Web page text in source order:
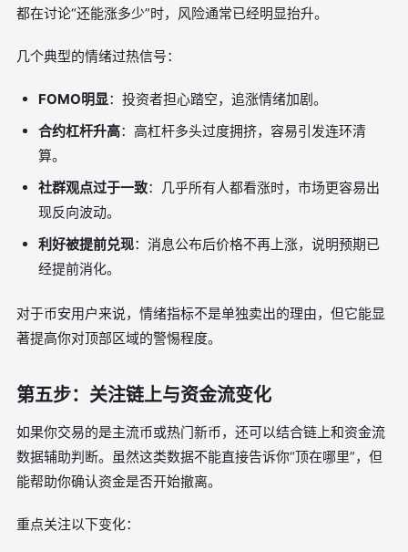
都在讨论“还能涨多少”时，风险通常已经明显抬升。
几个典型的情绪过热信号：
FOMO明显：投资者担心踏空，追涨情绪加剧。
合约杠杆升高：高杠杆多头过度拥挤，容易引发连环清
算。
社群观点过于一致：几乎所有人都看涨时，市场更容易出
现反向波动。
利好被提前兑现：消息公布后价格不再上涨，说明预期已
经提前消化。
对于币安用户来说，情绪指标不是单独卖出的理由，但它能显
著提高你对顶部区域的警惕程度。
第五步：关注链上与资金流变化
如果你交易的是主流币或热门新币，还可以结合链上和资金流
数据辅助判断。虽然这类数据不能直接告诉你“顶在哪里”，但
能帮助你确认资金是否开始撤离。
重点关注以下变化：